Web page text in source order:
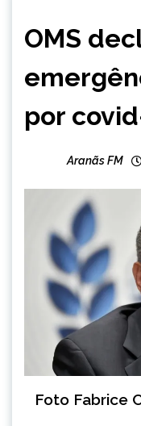
INTERNACIONAL
OMS
por
Aranãs FM
Foto Fabrice